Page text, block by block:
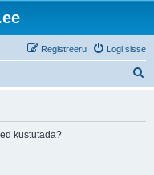
Logi sisse
Registreeru
kustutada?